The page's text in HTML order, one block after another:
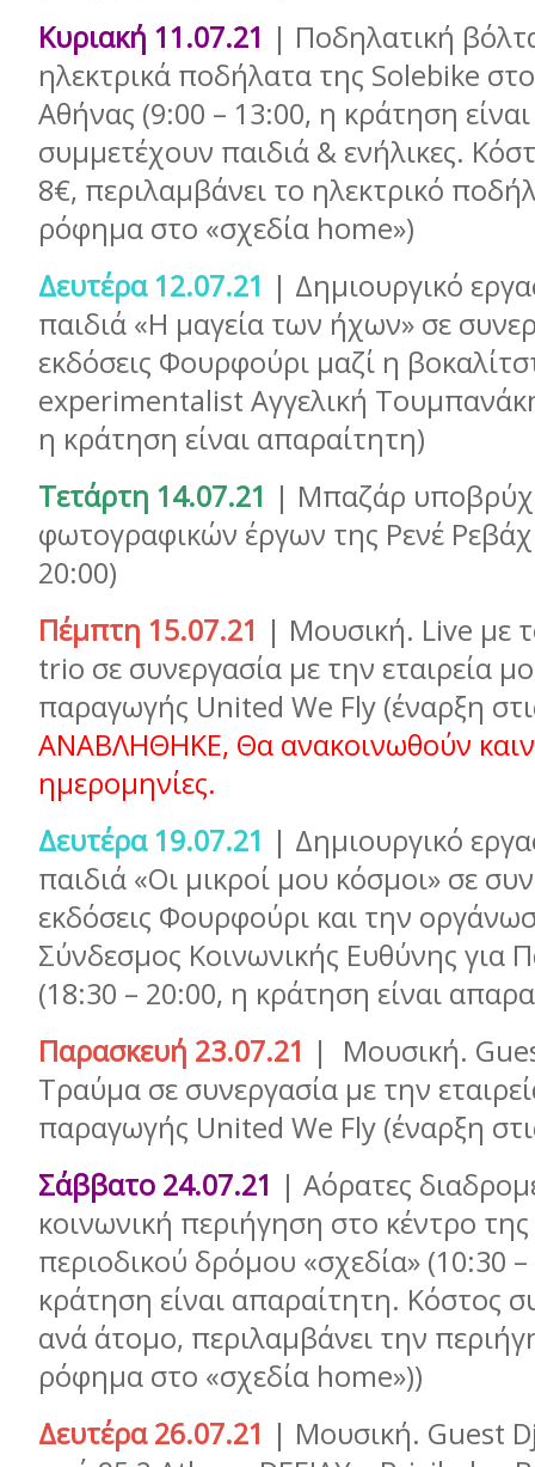
Κυριακή 11.07.21 | Ποδηλατική
ηλεκτρικά ποδήλατα της Solebike
Αθήνας (9:00 – 13:00, η κράτηση
συμμετέχουν παιδιά & ενήλικες.
8€, περιλαμβάνει το ηλεκτρικό
ρόφημα στο «σχεδία home»)
Δευτέρα 12.07.21 | Δημιουργικό
παιδιά «Η μαγεία των ήχων» σε
εκδόσεις Φουρφούρι μαζί η
experimentalist Αγγελική
η κράτηση είναι απαραίτητη)
Τετάρτη 14.07.21 | Μπαζάρ
φωτογραφικών έργων της Ρενέ Ρεβάχ
20:00)
Πέμπτη 15.07.21 | Μουσική. Live με
trio σε συνεργασία με την εταιρεία
παραγωγής United We Fly (έναρξη
ΑΝΑΒΛΗΘΗΚΕ, Θα ανακοινωθούν
ημερομηνίες.
Δευτέρα 19.07.21 | Δημιουργικό
παιδιά «Οι μικροί μου κόσμοι» σε
εκδόσεις Φουρφούρι και την
Σύνδεσμος Κοινωνικής Ευθύνης για
(18:30 – 20:00, η κράτηση είναι
Παρασκευή 23.07.21 | Μουσική.
Τραύμα σε συνεργασία με την
παραγωγής United We Fly (έναρξη
Σάββατο 24.07.21 | Αόρατες
κοινωνική περιήγηση στο κέντρο
περιοδικού δρόμου «σχεδία» (10:30
κράτηση είναι απαραίτητη. Κόστος
ανά άτομο, περιλαμβάνει την
ρόφημα στο «σχεδία home»))
Δευτέρα 26.07.21 | Μουσική. Guest